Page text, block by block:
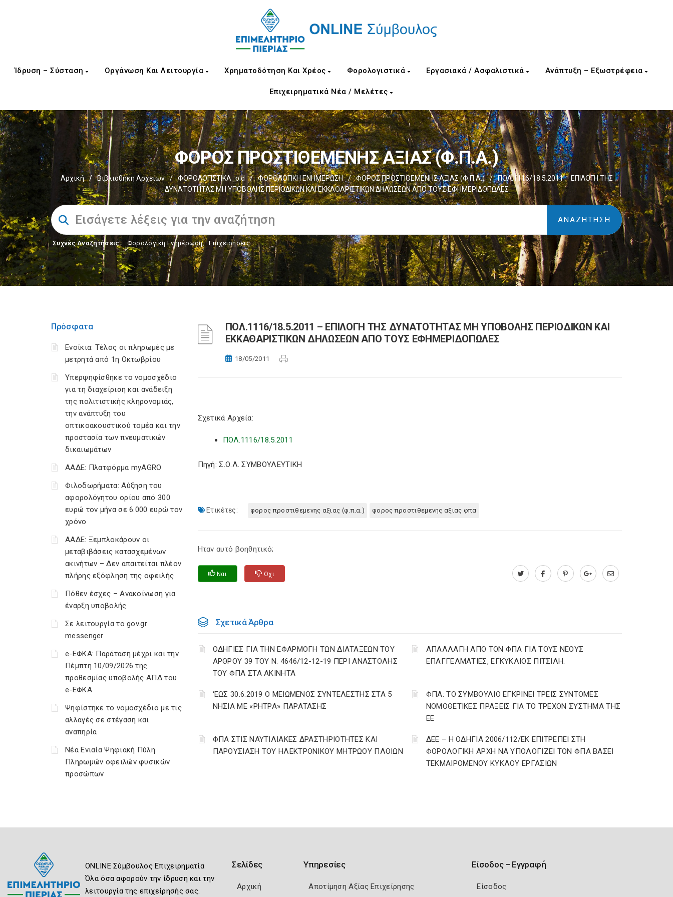
Ίδρυση – Σύσταση Οργάνωση Και Λειτουργία Χρηματοδότηση Και Χρέος Φορολογιστικά Εργασιακά / Ασφαλιστικά Ανάπτυξη – Εξωστρέφεια
Επιχειρηματικά Νέα / Μελέτες
ΦΟΡΟΣ ΠΡΟΣΤΙΘΕΜΕΝΗΣ ΑΞΙΑΣ (Φ.Π.Α.)
Αρχική / Βιβλιοθήκη Αρχείων / ΦΟΡΟΛΟΓΙΣΤΙΚΑ_old / ΦΟΡΟΛΟΓΙΚΗ ΕΝΗΜΕΡΩΣΗ / ΦΟΡΟΣ ΠΡΟΣΤΙΘΕΜΕΝΗΣ ΑΞΙΑΣ (Φ.Π.Α.) /
ΠΟΛ.1116/18.5.2011 – ΕΠΙΛΟΓΗ ΤΗΣ
ΔΥΝΑΤΟΤΗΤΑΣ ΜΗ ΥΠΟΒΟΛΗΣ ΠΕΡΙΟΔΙΚΩΝ ΚΑΙ ΕΚΚΑΘΑΡΙΣΤΙΚΩΝ ΔΗΛΩΣΕΩΝ ΑΠΟ ΤΟΥΣ ΕΦΗΜΕΡΙΔΟΠΩΛΕΣ
Συχνές Αναζητήσεις: Φορολογικη Ενημέρωση, Επιχειρήσεις
Πρόσφατα
Ενοίκια: Τέλος οι πληρωμές με
μετρητά από 1η Οκτωβρίου
Υπερψηφίσθηκε το νομοσχέδιο
για τη διαχείριση και ανάδειξη
της πολιτιστικής κληρονομιάς,
την ανάπτυξη του
οπτικοακουστικού τομέα και την
προστασία των πνευματικών
δικαιωμάτων
ΑΑΔΕ: Πλατφόρμα myAGRO
Φιλοδωρήματα: Αύξηση του
αφορολόγητου ορίου από 300
ευρώ τον μήνα σε 6.000 ευρώ τον
χρόνο
ΑΑΔΕ: Ξεμπλοκάρουν οι
μεταβιβάσεις κατασχεμένων
ακινήτων – Δεν απαιτείται πλέον
πλήρης εξόφληση της οφειλής
Πόθεν έσχες – Ανακοίνωση για
έναρξη υποβολής
Σε λειτουργία το gov.gr
messenger
e-ΕΦΚΑ: Παράταση μέχρι και την
Πέμπτη 10/09/2026 της
προθεσμίας υποβολής ΑΠΔ του
e-ΕΦΚΑ
Ψηφίστηκε το νομοσχέδιο με τις
αλλαγές σε στέγαση και
αναπηρία
Νέα Ενιαία Ψηφιακή Πύλη
Πληρωμών οφειλών φυσικών
προσώπων
ΠΟΛ.1116/18.5.2011 – ΕΠΙΛΟΓΗ ΤΗΣ ΔΥΝΑΤΟΤΗΤΑΣ ΜΗ ΥΠΟΒΟΛΗΣ ΠΕΡΙΟΔΙΚΩΝ ΚΑΙ
ΕΚΚΑΘΑΡΙΣΤΙΚΩΝ ΔΗΛΩΣΕΩΝ ΑΠΟ ΤΟΥΣ ΕΦΗΜΕΡΙΔΟΠΩΛΕΣ
18/05/2011
Σχετικά Αρχεία:
ΠΟΛ.1116/18.5.2011
Πηγή: Σ.Ο.Λ. ΣΥΜΒΟΥΛΕΥΤΙΚΗ
Ετικέτες: φορος προστιθεμενης αξιας (φ.π.α.) φορος προστιθεμενης αξιας φπα
Ηταν αυτό βοηθητικό;
Ναι Οχι
Σχετικά Άρθρα
ΟΔΗΓΙΕΣ ΓΙΑ ΤΗΝ ΕΦΑΡΜΟΓΗ ΤΩΝ ΔΙΑΤΑΞΕΩΝ ΤΟΥ
ΑΡΘΡΟΥ 39 ΤΟΥ Ν. 4646/12-12-19 ΠΕΡΙ ΑΝΑΣΤΟΛΗΣ
ΤΟΥ ΦΠΑ ΣΤΑ ΑΚΙΝΗΤΑ
ΑΠΑΛΛΑΓΗ ΑΠΟ ΤΟΝ ΦΠΑ ΓΙΑ ΤΟΥΣ ΝΕΟΥΣ
ΕΠΑΓΓΕΛΜΑΤΙΕΣ, ΕΓΚΥΚΛΙΟΣ ΠΙΤΣΙΛΗ.
‘ΕΩΣ 30.6.2019 Ο ΜΕΙΩΜΕΝΟΣ ΣΥΝΤΕΛΕΣΤΗΣ ΣΤΑ 5
ΝΗΣΙΑ ΜΕ «ΡΗΤΡΑ» ΠΑΡΑΤΑΣΗΣ
ΦΠΑ: ΤΟ ΣΥΜΒΟΥΛΙΟ ΕΓΚΡΙΝΕΙ ΤΡΕΙΣ ΣΥΝΤΟΜΕΣ
ΝΟΜΟΘΕΤΙΚΕΣ ΠΡΑΞΕΙΣ ΓΙΑ ΤΟ ΤΡΕΧΟΝ ΣΥΣΤΗΜΑ ΤΗΣ
ΕΕ
ΦΠΑ ΣΤΙΣ ΝΑΥΤΙΛΙΑΚΕΣ ΔΡΑΣΤΗΡΙΟΤΗΤΕΣ ΚΑΙ
ΠΑΡΟΥΣΙΑΣΗ ΤΟΥ ΗΛΕΚΤΡΟΝΙΚΟΥ ΜΗΤΡΩΟΥ ΠΛΟΙΩΝ
ΔΕΕ – Η ΟΔΗΓΙΑ 2006/112/ΕΚ ΕΠΙΤΡΕΠΕΙ ΣΤΗ
ΦΟΡΟΛΟΓΙΚΗ ΑΡΧΗ ΝΑ ΥΠΟΛΟΓΙΖΕΙ ΤΟΝ ΦΠΑ ΒΑΣΕΙ
ΤΕΚΜΑΙΡΟΜΕΝΟΥ ΚΥΚΛΟΥ ΕΡΓΑΣΙΩΝ
ONLINE Σύμβουλος Επιχειρηματία
Όλα όσα αφορούν την ίδρυση και την
λειτουργία της επιχείρησής σας.
Σελίδες
Αρχική
Υπηρεσίες
Αποτίμηση Αξίας Επιχείρησης
Είσοδος – Εγγραφή
Είσοδος